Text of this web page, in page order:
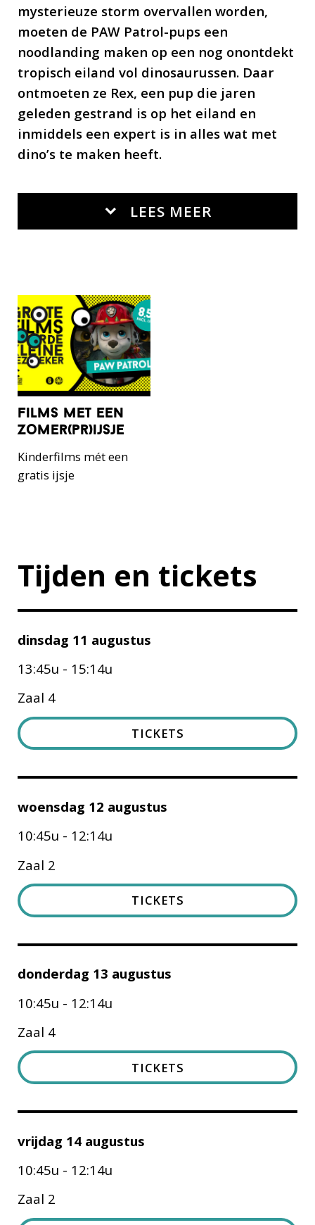
mysterieuze storm overvallen worden,
moeten de PAW Patrol-pups een
noodlanding maken op een nog onontdekt
tropisch eiland vol dinosaurussen. Daar
ontmoeten ze Rex, een pup die jaren
geleden gestrand is op het eiland en
inmiddels een expert is in alles wat met
dino’s te maken heeft.
LEES MEER
films met een
zomer(pr)ijsje
Kinderfilms mét een
gratis ijsje
Tijden en tickets
dinsdag 11 augustus
13:45u - 15:14u
Zaal 4
TICKETS
woensdag 12 augustus
10:45u - 12:14u
Zaal 2
TICKETS
donderdag 13 augustus
10:45u - 12:14u
Zaal 4
TICKETS
vrijdag 14 augustus
10:45u - 12:14u
Zaal 2